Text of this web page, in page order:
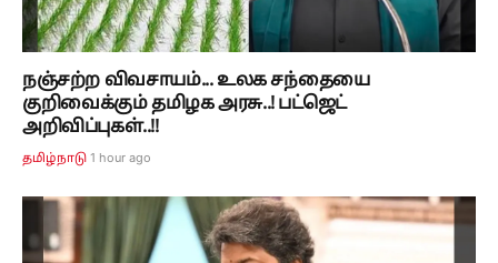
நஞ்சற்ற விவசாயம்... உலக சந்தையை
குறிவைக்கும் தமிழக அரசு..! பட்ஜெட்
அறிவிப்புகள்..!!
தமிழ்நாடு 1 hour ago